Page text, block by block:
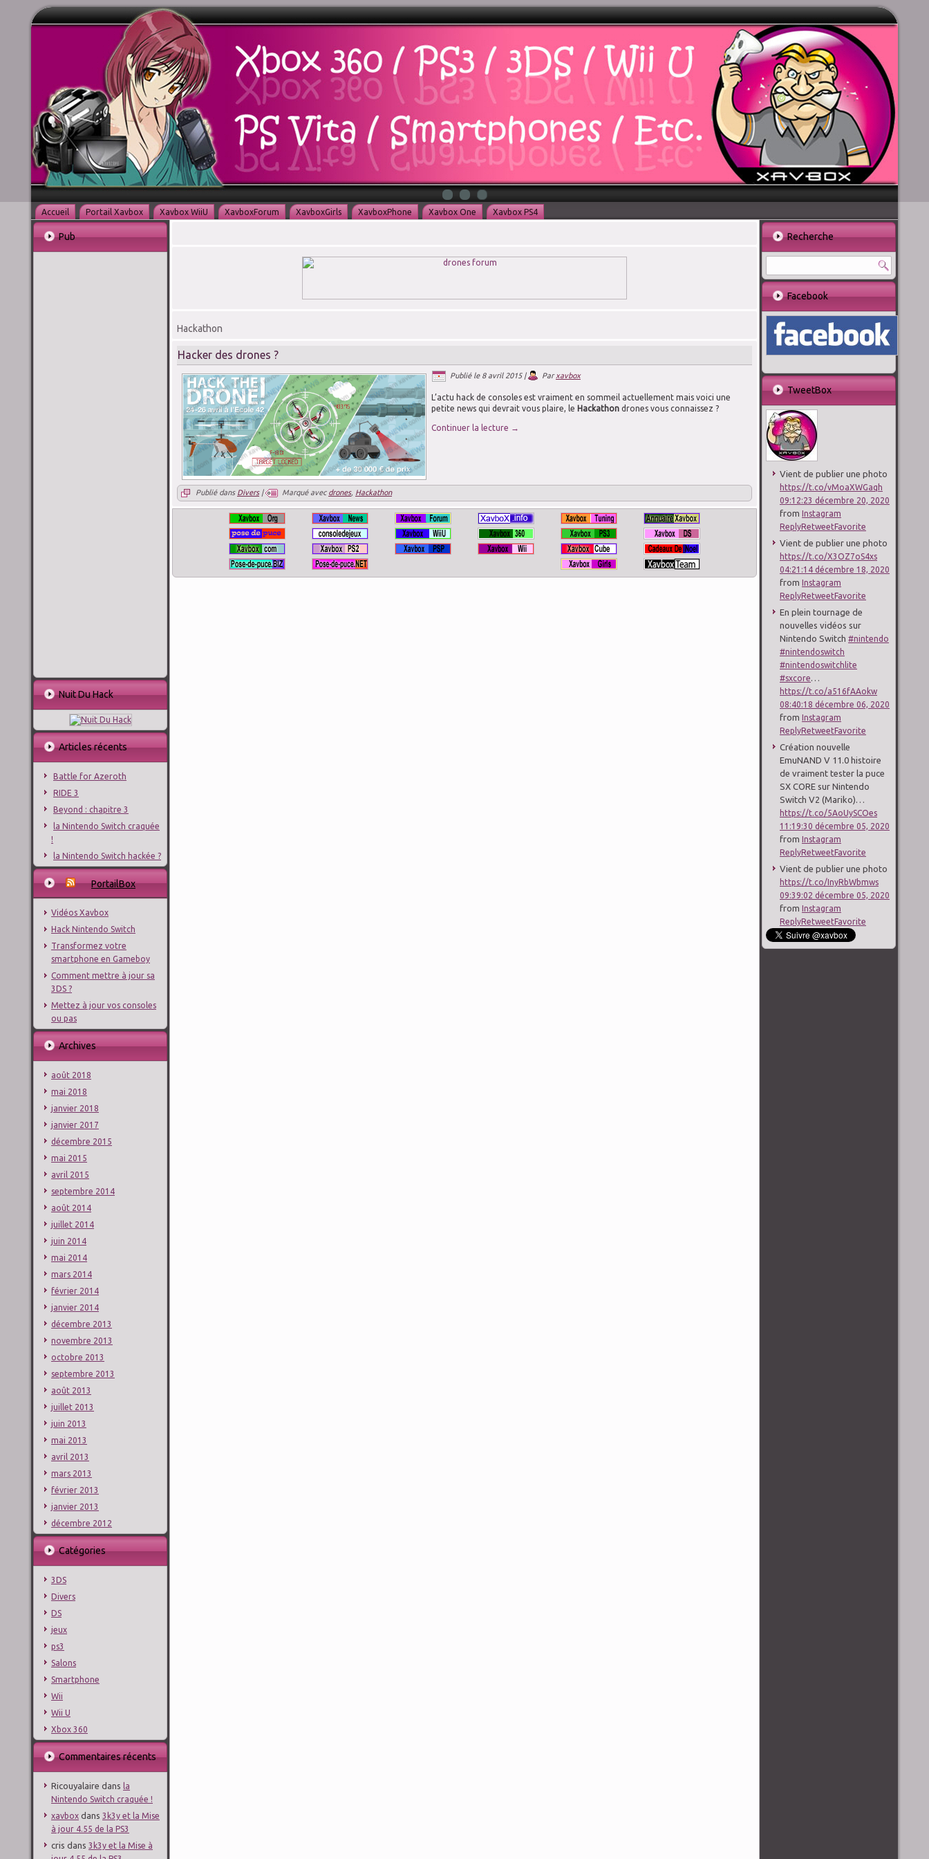
Accueil Portail Xavbox Xavbox WiiU XavboxForum XavboxGirls XavboxPhone Xavbox One Xavbox PS4
Pub
Nuit Du Hack
Articles récents
Battle for Azeroth
RIDE 3
Beyond : chapitre 3
la Nintendo Switch craquée
!
la Nintendo Switch hackée ?
PortailBox
Vidéos Xavbox
Hack Nintendo Switch
Transformez votre
smartphone en Gameboy
Comment mettre à jour sa
3DS ?
Mettez à jour vos consoles
ou pas
Archives
août 2018
mai 2018
janvier 2018
janvier 2017
décembre 2015
mai 2015
avril 2015
septembre 2014
août 2014
juillet 2014
juin 2014
mai 2014
mars 2014
février 2014
janvier 2014
décembre 2013
novembre 2013
octobre 2013
septembre 2013
août 2013
juillet 2013
juin 2013
mai 2013
avril 2013
mars 2013
février 2013
janvier 2013
décembre 2012
Catégories
3DS
Divers
DS
jeux
ps3
Salons
Smartphone
Wii
Wii U
Xbox 360
Commentaires récents
Ricouyalaire dans la
Nintendo Switch craquée !
xavbox dans 3k3y et la Mise
à jour 4.55 de la PS3
cris dans 3k3y et la Mise à
Hackathon
Hacker des drones ?
Publié le 8 avril 2015| Par xavbox
L’actu hack de consoles est vraiment en sommeil actuellement mais voici une
petite news qui devrait vous plaire, le Hackathon drones vous connaissez ?
Continuer la lecture →
Publié dans Divers| Marqué avec drones, Hackathon
Recherche
Facebook
TweetBox
Vient de publier une photo
https://t.co/vMoaXWGaqh
09:12:23 décembre 20, 2020
from Instagram
ReplyRetweetFavorite
Vient de publier une photo
https://t.co/X3OZ7oS4xs
04:21:14 décembre 18, 2020
from Instagram
ReplyRetweetFavorite
En plein tournage de
nouvelles vidéos sur
Nintendo Switch #nintendo
#nintendoswitch
#nintendoswitchlite
#sxcore
https://t.co/a516fAAokw
08:40:18 décembre 06, 2020
from Instagram
ReplyRetweetFavorite
Création nouvelle
EmuNAND V 11.0 histoire
de vraiment tester la puce
SX CORE sur Nintendo
Switch V2 (Mariko)…
https://t.co/5AoUySCOes
11:19:30 décembre 05, 2020
from Instagram
ReplyRetweetFavorite
Vient de publier une photo
https://t.co/InyRbWbmws
09:39:02 décembre 05, 2020
from Instagram
ReplyRetweetFavorite